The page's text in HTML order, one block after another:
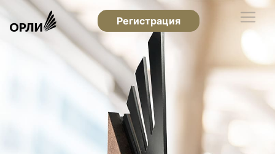
Регистрация